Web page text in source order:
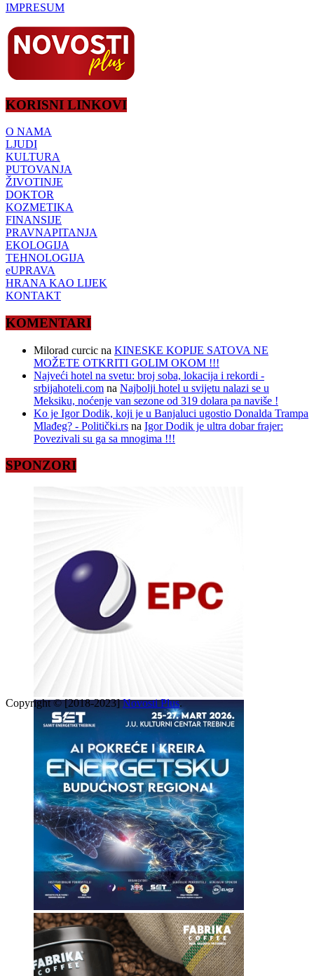
IMPRESUM
KORISNI LINKOVI
O NAMA
LJUDI
KULTURA
PUTOVANJA
ŽIVOTINJE
DOKTOR
KOZMETIKA
FINANSIJE
PRAVNAPITANJA
EKOLOGIJA
TEHNOLOGIJA
eUPRAVA
HRANA KAO LIJEK
KONTAKT
KOMENTARI
Milorad curcic na KINESKE KOPIJE SATOVA NE
MOŽETE OTKRITI GOLIM OKOM !!!
Najveći hotel na svetu: broj soba, lokacija i rekordi -
srbijahoteli.com na Najbolji hotel u svijetu nalazi se u
Meksiku, noćenje van sezone od 319 dolara pa naviše !
Ko je Igor Dodik, koji je u Banjaluci ugostio Donalda Trampa
Mlađeg? - Politički.rs na Igor Dodik je ultra dobar frajer:
Povezivali su ga sa mnogima !!!
SPONZORI
Copyright © [2018-2023]Novosti Plus.